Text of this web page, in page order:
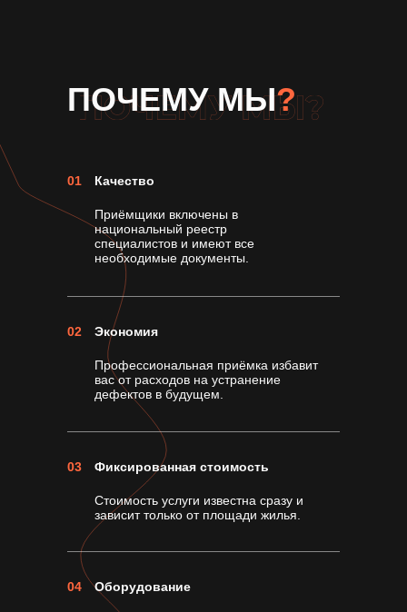
Качество
ПОЧЕМУ МЫ?
01
Приёмщики включены в
национальный реестр
специалистов и имеют все
необходимые документы.
Экономия
02
Профессиональная приёмка избавит
вас от расходов на устранение
дефектов в будущем.
Фиксированная стоимость
03
Стоимость услуги известна сразу и
зависит только от площади жилья.
Оборудование
04